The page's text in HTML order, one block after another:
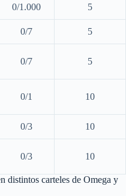
0/1.000 5
0/7 5
0/7 5
0/1 10
0/3 10
0/3 10
distintos carteles de Omega y